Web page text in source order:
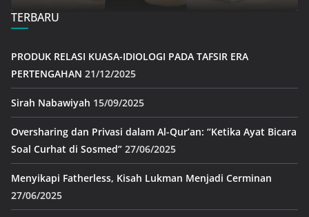
TERBARU
PRODUK RELASI KUASA-IDIOLOGI PADA TAFSIR ERA
PERTENGAHAN 21/12/2025
Sirah Nabawiyah 15/09/2025
Oversharing dan Privasi dalam Al-Qur’an: “Ketika Ayat Bicara
Soal Curhat di Sosmed” 27/06/2025
Menyikapi Fatherless, Kisah Lukman Menjadi Cerminan
27/06/2025